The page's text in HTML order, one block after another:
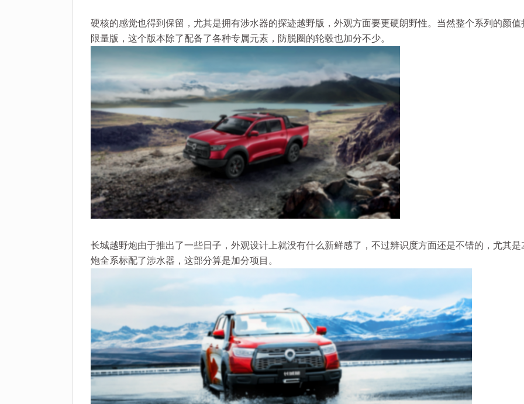
硬核的感觉也得到保留，尤其是拥有涉水器的探迹越野版，外观方面要更硬朗野性。当然整个系列的颜值
限量版，这个版本除了配备了各种专属元素，防脱圈的轮毂也加分不少。
长城越野炮由于推出了一些日子，外观设计上就没有什么新鲜感了，不过辨识度方面还是不错的，尤其是
炮全系标配了涉水器，这部分算是加分项目。